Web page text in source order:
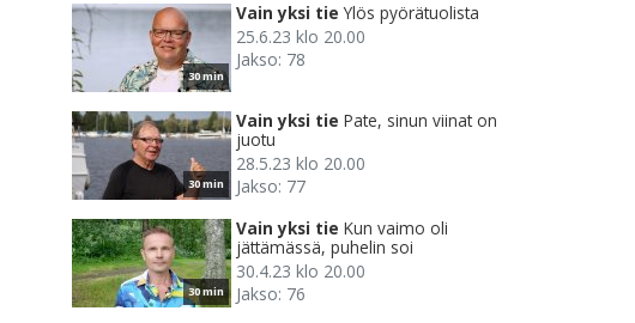
30 min
Vain yksi tie Ylös pyörätuolista
25.6.23 klo 20.00
Jakso: 78
30 min
Vain yksi tie Pate, sinun viinat on
juotu
28.5.23 klo 20.00
Jakso: 77
30 min
Vain yksi tie Kun vaimo oli
jättämässä, puhelin soi
30.4.23 klo 20.00
Jakso: 76